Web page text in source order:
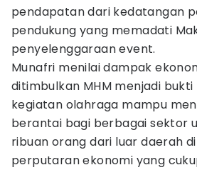
pendapatan dari kedatangan
pendukung yang memadati
penyelenggaraan event.
Munafri menilai dampak
ditimbulkan MHM menjadi
kegiatan olahraga mampu
berantai bagi berbagai sektor
ribuan orang dari luar daerah
perputaran ekonomi yang